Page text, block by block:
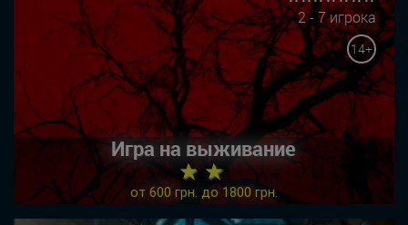
2 - 7 игрока
14+
Игра на выживание
★ ★
от 600 грн. до 1800 грн.